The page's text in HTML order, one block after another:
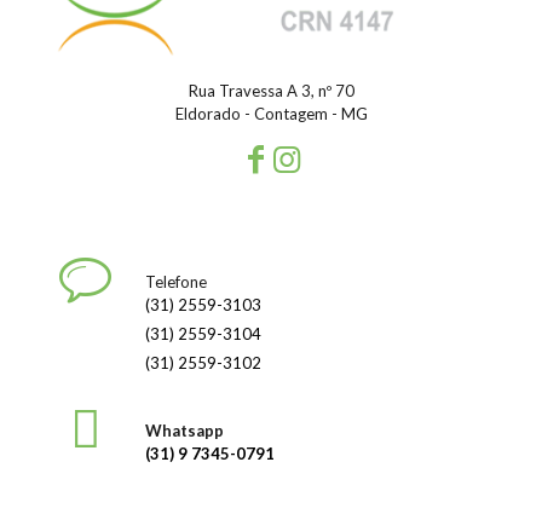
Rua Travessa A 3, nº 70
Eldorado - Contagem - MG
Telefone
(31) 2559-3103
(31) 2559-3104
(31) 2559-3102
Whatsapp
(31) 9 7345-0791